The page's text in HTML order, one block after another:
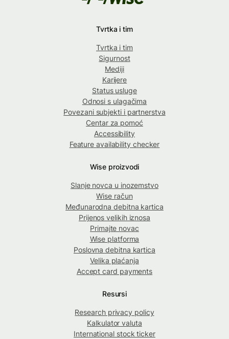
Tvrtka i tim
Tvrtka i tim
Sigurnost
Mediji
Karijere
Status usluge
Odnosi s ulagačima
Povezani subjekti i partnerstva
Centar za pomoć
Accessibility
Feature availability checker
Wise proizvodi
Slanje novca u inozemstvo
Wise račun
Međunarodna debitna kartica
Prijenos velikih iznosa
Primajte novac
Wise platforma
Poslovna debitna kartica
Velika plaćanja
Accept card payments
Resursi
Research privacy policy
Kalkulator valuta
International stock ticker